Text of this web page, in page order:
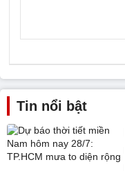
Tin nổi bật